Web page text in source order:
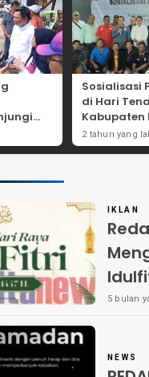
Ada
Sosialisasi
di Hari
Kabupaten
Dorong
Partisipasi
2 tahun yang
IKLAN
5 bulan
NEWS